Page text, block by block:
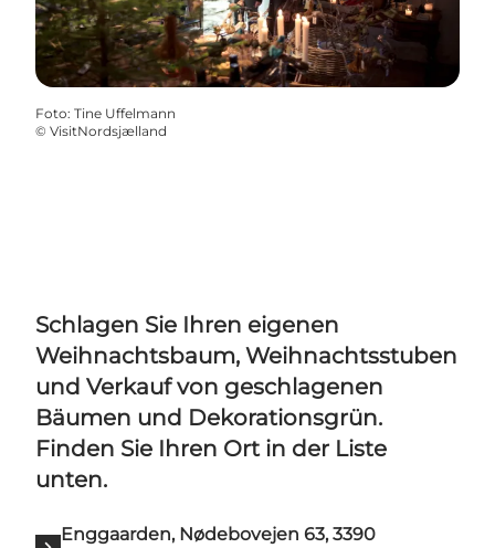
Foto: Tine Uffelmann
© VisitNordsjælland
Schlagen Sie Ihren eigenen
Weihnachtsbaum, Weihnachtsstuben
und Verkauf von geschlagenen
Bäumen und Dekorationsgrün.
Finden Sie Ihren Ort in der Liste
unten.
Enggaarden, Nødebovejen 63, 3390